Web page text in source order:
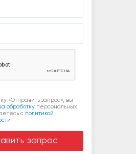
«Отправить запрос», вы
обработку персональных
c политикой